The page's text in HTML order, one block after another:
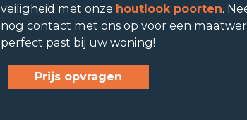
veiligheid met onze houtlook poorten.
nog contact met ons op voor een
perfect past bij uw woning!
Prijs opvragen